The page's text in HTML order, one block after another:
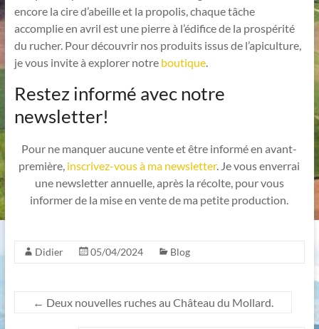
encore la cire d’abeille et la propolis, chaque tâche
accomplie en avril est une pierre à l’édifice de la prospérité
du rucher. Pour découvrir nos produits issus de l’apiculture,
je vous invite à explorer notre boutique.
Restez informé avec notre
newsletter!
Pour ne manquer aucune vente et être informé en avant-
première, inscrivez-vous à ma newsletter. Je vous enverrai
une newsletter annuelle, après la récolte, pour vous
informer de la mise en vente de ma petite production.
Didier 05/04/2024 Blog
← Deux nouvelles ruches au Château du Mollard.